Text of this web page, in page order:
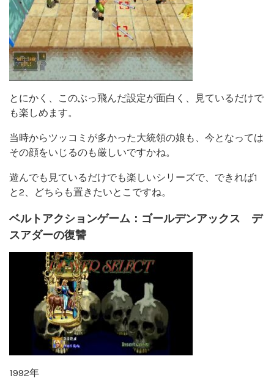
とにかく、このぶっ飛んだ設定が面白く、見ているだけで
も楽しめます。
当時からツッコミが多かった大統領の娘も、今となっては
その顔をいじるのも厳しいですかね。
遊んでも見ているだけでも楽しいシリーズで、できれば1
と2、どちらも置きたいとこですね。
ベルトアクションゲーム：ゴールデンアックス デ
スアダーの復讐
1992年